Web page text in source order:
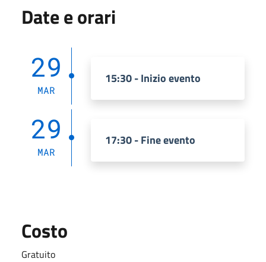
Date e orari
29
MAR
15:30 - Inizio evento
29
MAR
17:30 - Fine evento
Costo
Gratuito